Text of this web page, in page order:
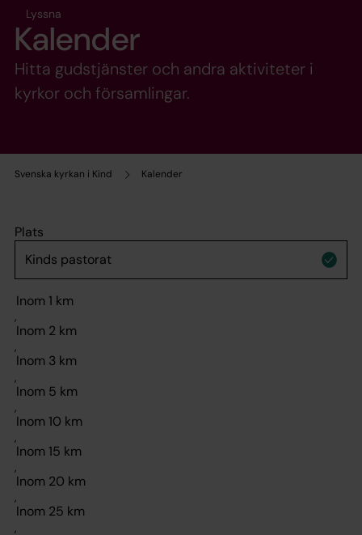
Svenska kyrkan i Kind Kalender
Lyssna
Kalender
Hitta gudstjänster och andra aktiviteter i
kyrkor och församlingar.
Plats
,
,
,
,
,
,
,
,